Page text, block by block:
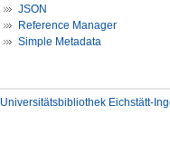
JSON
Reference Manager
Simple Metadata
Universitätsbibliothek Eichstätt-